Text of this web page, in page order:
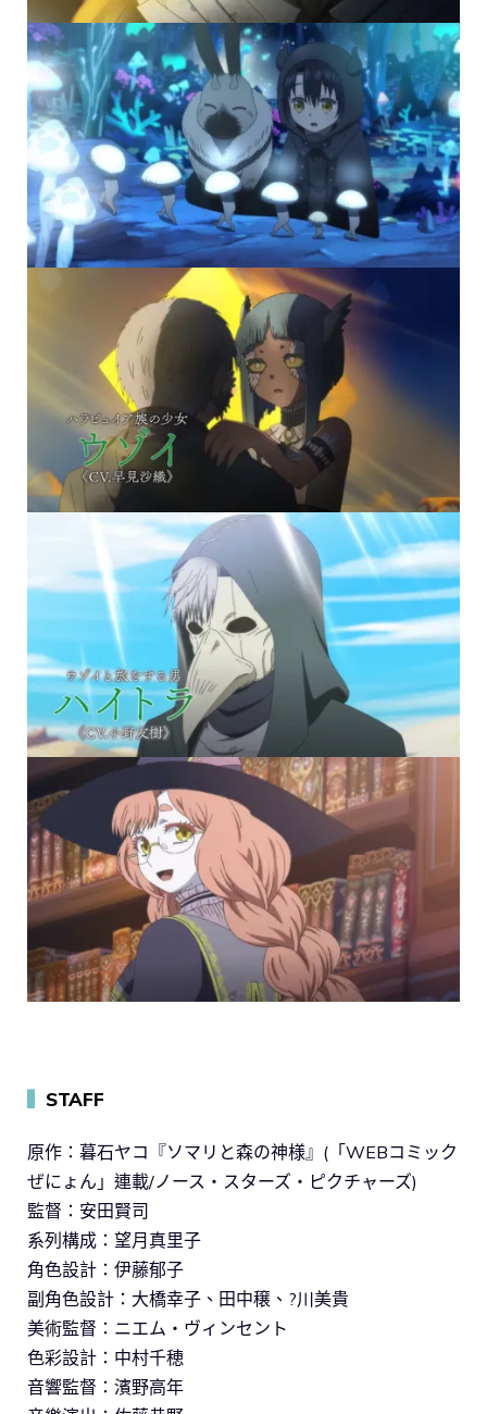
STAFF
原作：暮石ヤコ『ソマリと森の神様』(「WEBコミック
ぜにょん」連載/ノース・スターズ・ピクチャーズ)
監督：安田賢司
系列構成：望月真里子
角色設計：伊藤郁子
副角色設計：大橋幸子、田中穣、?川美貴
美術監督：ニエム・ヴィンセント
色彩設計：中村千穂
音響監督：濱野高年